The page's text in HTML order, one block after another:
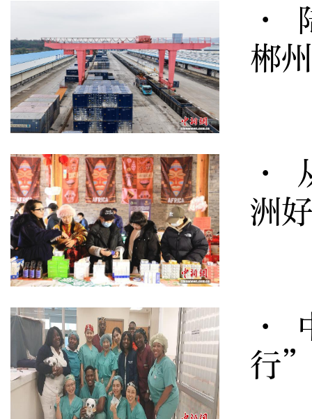
·
郴
·
洲
·
行